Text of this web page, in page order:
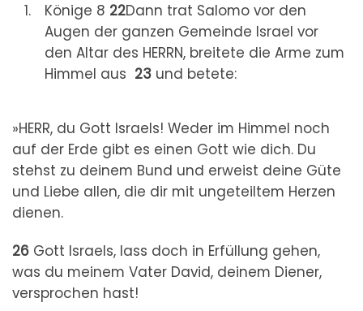
Könige 8 22Dann trat Salomo vor den
Augen der ganzen Gemeinde Israel vor
den Altar des HERRN, breitete die Arme zum
Himmel aus 23 und betete:
»HERR, du Gott Israels! Weder im Himmel noch
auf der Erde gibt es einen Gott wie dich. Du
stehst zu deinem Bund und erweist deine Güte
und Liebe allen, die dir mit ungeteiltem Herzen
dienen.
26 Gott Israels, lass doch in Erfüllung gehen,
was du meinem Vater David, deinem Diener,
versprochen hast!